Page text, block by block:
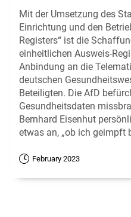
Mit der Umsetzung des
Einrichtung und den
Registers“ ist die
einheitlichen Ausweis-
Anbindung an die
deutschen
Beteiligten. Die AfD
Gesundheitsdaten
Bernhard Eisenhut
etwas an, „ob ich geimpft
February 2023